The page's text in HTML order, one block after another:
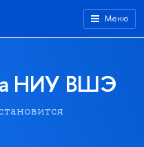
Меню
НИУ ВШЭ